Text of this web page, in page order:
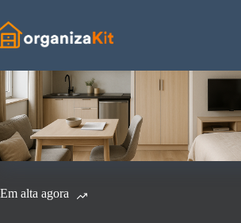
para
o
conteúdo
Em alta agora